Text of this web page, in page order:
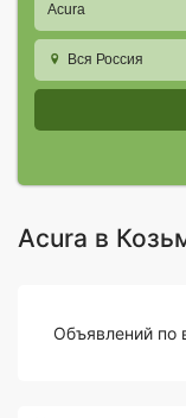
Acura
Вся Россия
Acura в
Объявлений по